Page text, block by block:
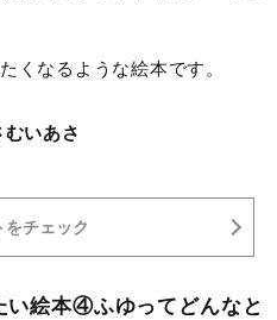
くなるような絵本です。
いあさ
をチェック
い絵本④ふゆってどんなと